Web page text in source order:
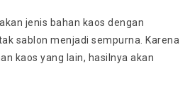
jenis bahan kaos dengan
sablon menjadi sempurna. Karena
kaos yang lain, hasilnya akan